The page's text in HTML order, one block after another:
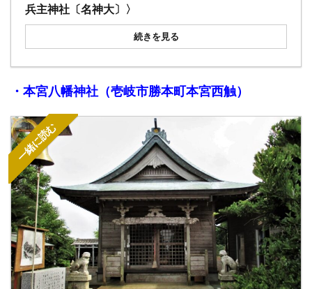
兵主神社〔名神大〕〉
続きを見る
・本宮八幡神社（壱岐市勝本町本宮西触）
一緒に読む